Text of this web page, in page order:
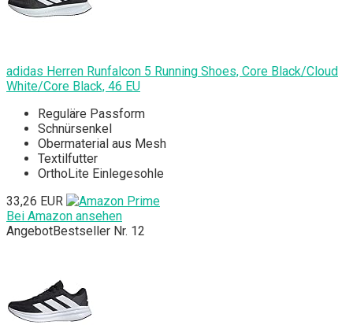
adidas Herren Runfalcon 5 Running Shoes, Core Black/Cloud
White/Core Black, 46 EU
Reguläre Passform
Schnürsenkel
Obermaterial aus Mesh
Textilfutter
OrthoLite Einlegesohle
33,26 EUR
Bei Amazon ansehen
AngebotBestseller Nr. 12